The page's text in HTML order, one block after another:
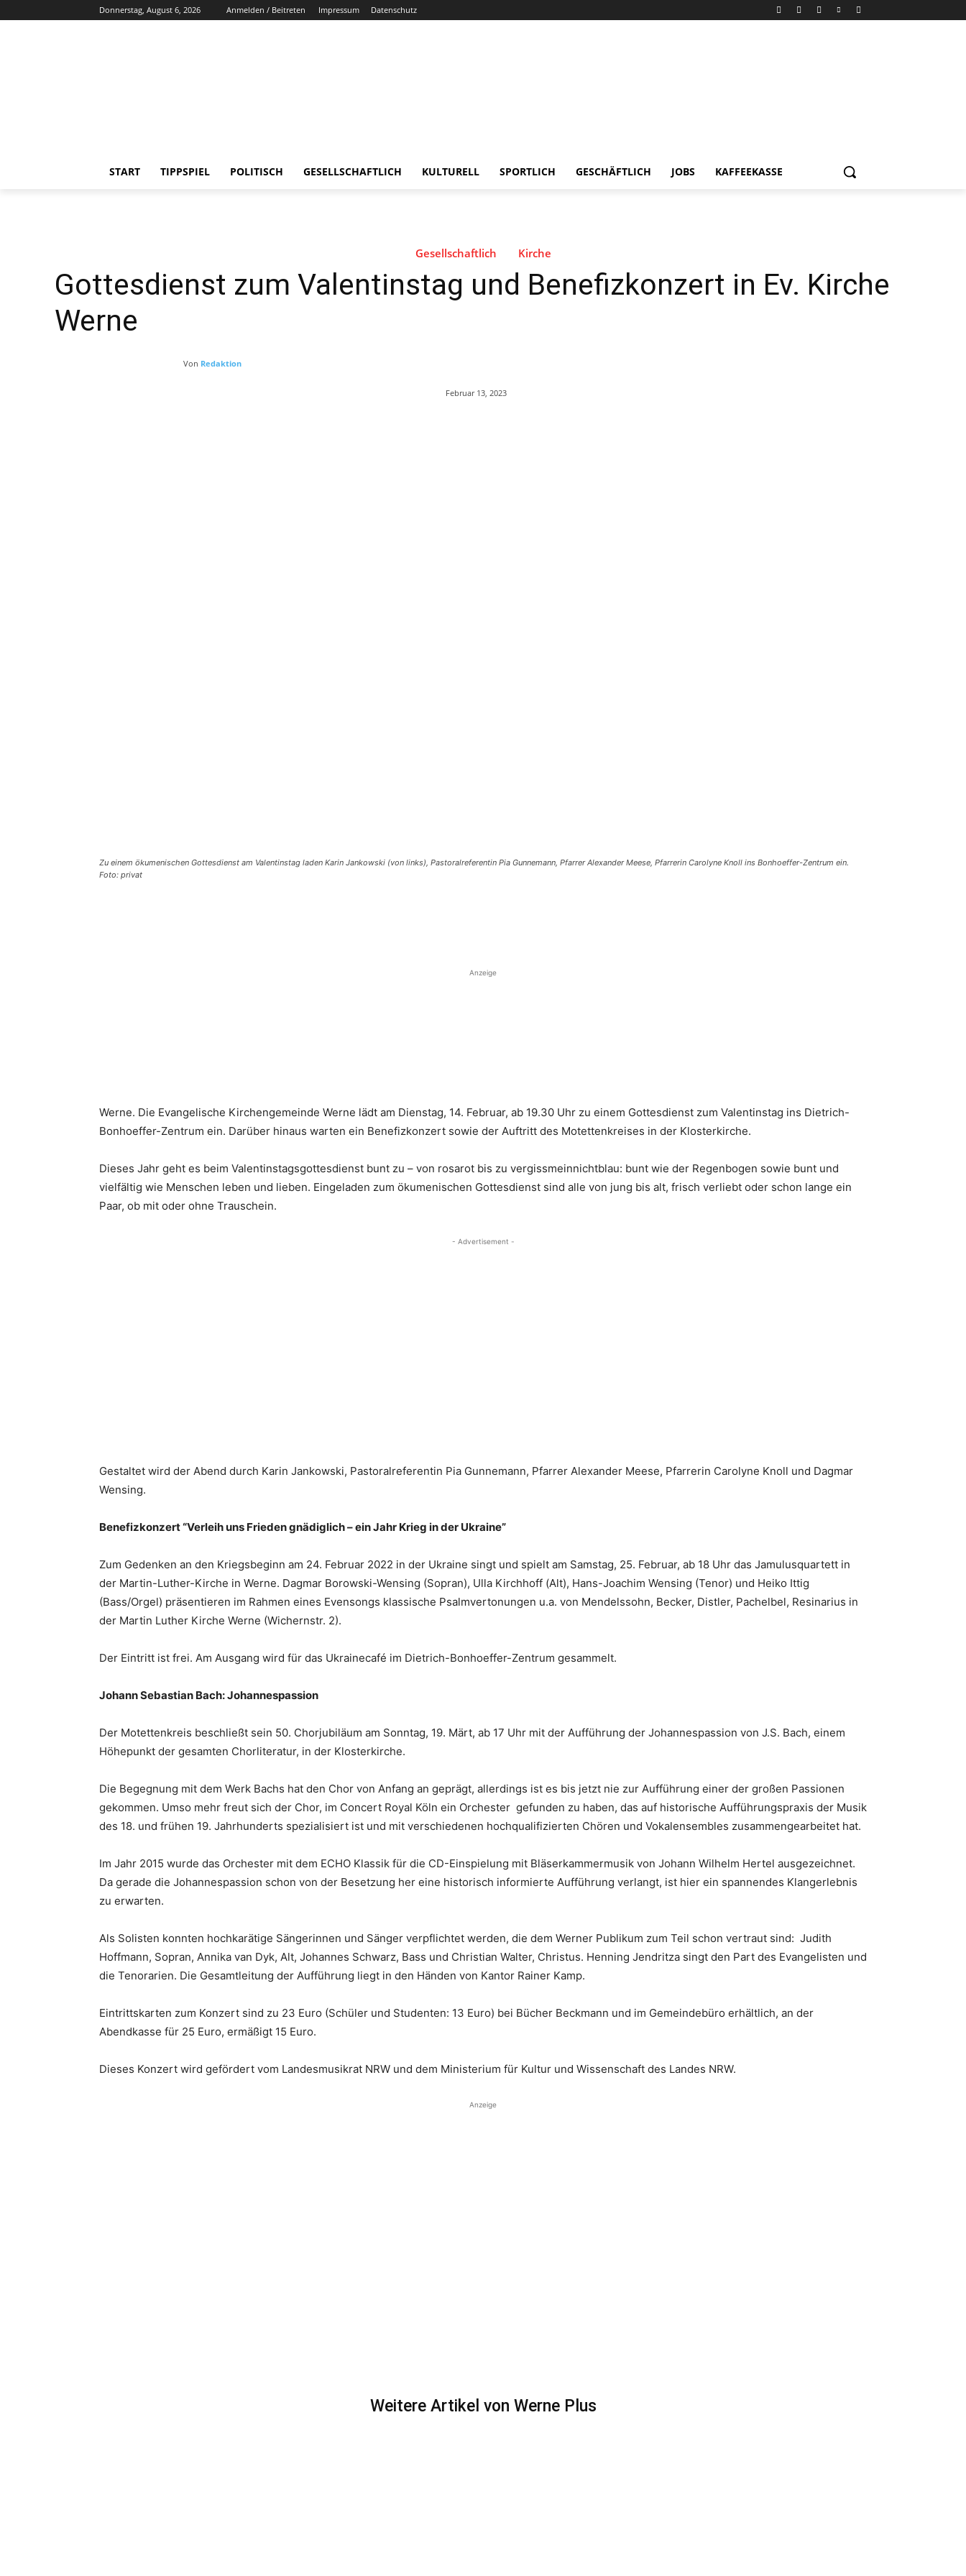
Donnerstag, August 6, 2026 Anmelden / Beitreten Impressum Datenschutz
START TIPPSPIEL POLITISCH GESELLSCHAFTLICH KULTURELL SPORTLICH GESCHÄFTLICH JOBS KAFFEEKASSE
Gesellschaftlich Kirche
Gottesdienst zum Valentinstag und Benefizkonzert in Ev. Kirche
Werne
Von Redaktion
Februar 13, 2023
Zu einem ökumenischen Gottesdienst am Valentinstag laden Karin Jankowski (von links), Pastoralreferentin Pia Gunnemann, Pfarrer Alexander Meese, Pfarrerin Carolyne Knoll ins Bonhoeffer-Zentrum ein.
Foto: privat
Anzeige
Werne. Die Evangelische Kirchengemeinde Werne lädt am Dienstag, 14. Februar, ab 19.30 Uhr zu einem Gottesdienst zum Valentinstag ins Dietrich-
Bonhoeffer-Zentrum ein. Darüber hinaus warten ein Benefizkonzert sowie der Auftritt des Motettenkreises in der Klosterkirche.
Dieses Jahr geht es beim Valentinstagsgottesdienst bunt zu – von rosarot bis zu vergissmeinnichtblau: bunt wie der Regenbogen sowie bunt und
vielfältig wie Menschen leben und lieben. Eingeladen zum ökumenischen Gottesdienst sind alle von jung bis alt, frisch verliebt oder schon lange ein
Paar, ob mit oder ohne Trauschein.
- Advertisement -
Gestaltet wird der Abend durch Karin Jankowski, Pastoralreferentin Pia Gunnemann, Pfarrer Alexander Meese, Pfarrerin Carolyne Knoll und Dagmar
Wensing.
Benefizkonzert “Verleih uns Frieden gnädiglich – ein Jahr Krieg in der Ukraine”
Zum Gedenken an den Kriegsbeginn am 24. Februar 2022 in der Ukraine singt und spielt am Samstag, 25. Februar, ab 18 Uhr das Jamulusquartett in
der Martin-Luther-Kirche in Werne. Dagmar Borowski-Wensing (Sopran), Ulla Kirchhoff (Alt), Hans-Joachim Wensing (Tenor) und Heiko Ittig
(Bass/Orgel) präsentieren im Rahmen eines Evensongs klassische Psalmvertonungen u.a. von Mendelssohn, Becker, Distler, Pachelbel, Resinarius in
der Martin Luther Kirche Werne (Wichernstr. 2).
Der Eintritt ist frei. Am Ausgang wird für das Ukrainecafé im Dietrich-Bonhoeffer-Zentrum gesammelt.
Johann Sebastian Bach: Johannespassion
Der Motettenkreis beschließt sein 50. Chorjubiläum am Sonntag, 19. Märt, ab 17 Uhr mit der Aufführung der Johannespassion von J.S. Bach, einem
Höhepunkt der gesamten Chorliteratur, in der Klosterkirche.
Die Begegnung mit dem Werk Bachs hat den Chor von Anfang an geprägt, allerdings ist es bis jetzt nie zur Aufführung einer der großen Passionen
gekommen. Umso mehr freut sich der Chor, im Concert Royal Köln ein Orchester gefunden zu haben, das auf historische Aufführungspraxis der Musik
des 18. und frühen 19. Jahrhunderts spezialisiert ist und mit verschiedenen hochqualifizierten Chören und Vokalensembles zusammengearbeitet hat.
Im Jahr 2015 wurde das Orchester mit dem ECHO Klassik für die CD-Einspielung mit Bläserkammermusik von Johann Wilhelm Hertel ausgezeichnet.
Da gerade die Johannespassion schon von der Besetzung her eine historisch informierte Aufführung verlangt, ist hier ein spannendes Klangerlebnis
zu erwarten.
Als Solisten konnten hochkarätige Sängerinnen und Sänger verpflichtet werden, die dem Werner Publikum zum Teil schon vertraut sind: Judith
Hoffmann, Sopran, Annika van Dyk, Alt, Johannes Schwarz, Bass und Christian Walter, Christus. Henning Jendritza singt den Part des Evangelisten und
die Tenorarien. Die Gesamtleitung der Aufführung liegt in den Händen von Kantor Rainer Kamp.
Eintrittskarten zum Konzert sind zu 23 Euro (Schüler und Studenten: 13 Euro) bei Bücher Beckmann und im Gemeindebüro erhältlich, an der
Abendkasse für 25 Euro, ermäßigt 15 Euro.
Dieses Konzert wird gefördert vom Landesmusikrat NRW und dem Ministerium für Kultur und Wissenschaft des Landes NRW.
Anzeige
Weitere Artikel von Werne Plus